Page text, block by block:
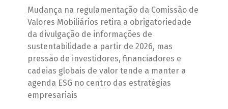
Mudança na regulamentação da Comissão de
Valores Mobiliários retira a obrigatoriedade
da divulgação de informações de
sustentabilidade a partir de 2026, mas
pressão de investidores, financiadores e
cadeias globais de valor tende a manter a
agenda ESG no centro das estratégias
empresariais